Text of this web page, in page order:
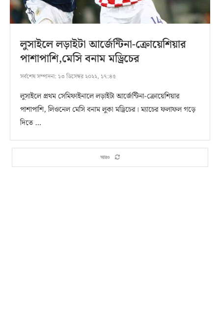
লুসাইলে লড়াইটা আর্জেন্টিনা-ক্রোয়েশিয়ার
পাশাপাশি,মেসি বনাম মড্রিচের
সর্বশেষ সম্পাদনা: ১৩ ডিসেম্বর ২০২২, ১৭:৪৫
লুসাইলে প্রথম সেমিফাইনালে লড়াইটা আর্জেন্টিনা-ক্রোয়েশিয়ার
পাশাপাশি, লিওনেল মেসি বনাম লুকা মড্রিচের। ম্যাচের ফলাফল গড়ে
দিতে …
আরও